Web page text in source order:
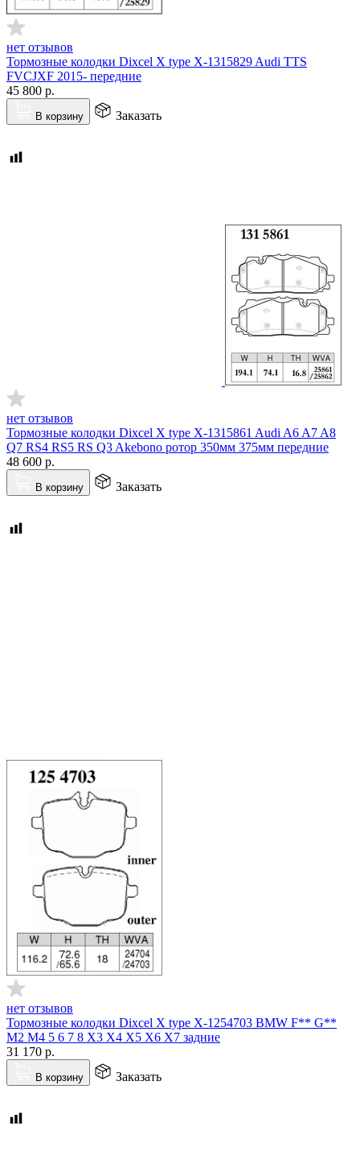
нет отзывов
Тормозные колодки Dixcel X type X-1315829 Audi TTS
FVCJXF 2015- передние
45 800 р.
В корзину Заказать
нет отзывов
Тормозные колодки Dixcel X type X-1315861 Audi A6 A7 A8
Q7 RS4 RS5 RS Q3 Akebono ротор 350мм 375мм передние
48 600 р.
В корзину Заказать
нет отзывов
Тормозные колодки Dixcel X type X-1254703 BMW F** G**
M2 M4 5 6 7 8 X3 X4 X5 X6 X7 задние
31 170 р.
В корзину Заказать